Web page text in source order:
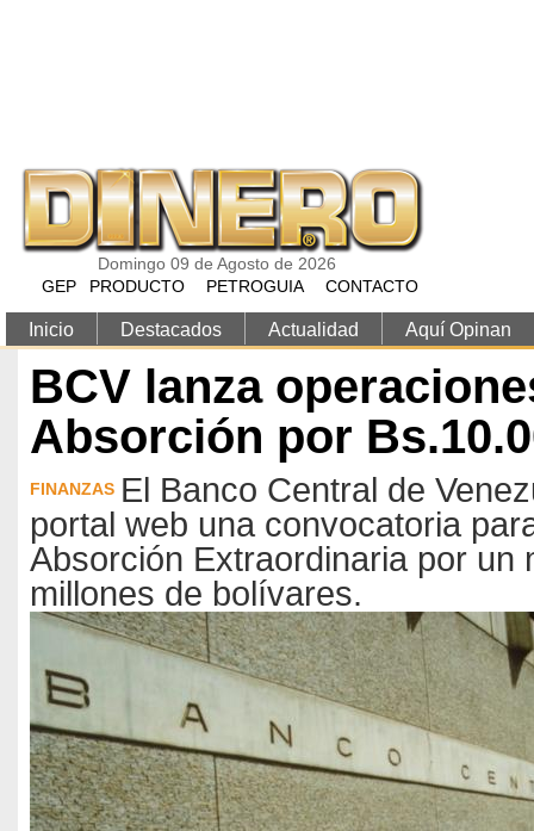
Domingo 09 de Agosto de 2026
GEP
PRODUCTO PETROGUIA CONTACTO
Inicio Destacados Actualidad Aquí Opinan
BCV lanza
Absorción por
FINANZAS El Banco Central de
portal web una convocatoria
Absorción Extraordinaria por un
millones de bolívares.